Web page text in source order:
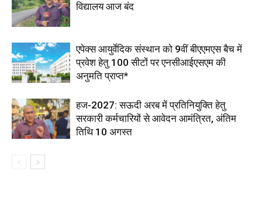
विद्यालय आज बंद
एपेक्स आयुर्वेदिक संस्थान को 9वीं बीएएमएस बैच में
प्रवेश हेतु 100 सीटों पर एनसीआईएसएम की
अनुमति प्राप्त*
हज-2027: सऊदी अरब में प्रतिनियुक्ति हेतु
सरकारी कर्मचारियों से आवेदन आमंत्रित, अंतिम
तिथि 10 अगस्त